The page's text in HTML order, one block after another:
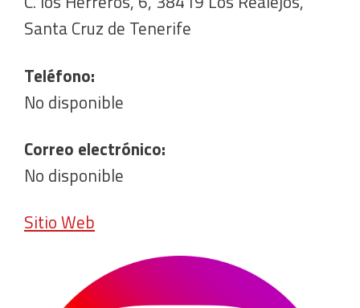
Santa Cruz de Tenerife
Teléfono:
No disponible
Correo electrónico:
No disponible
Sitio Web